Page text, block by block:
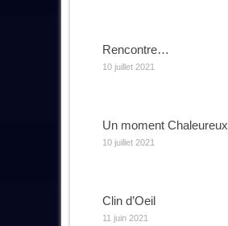
Rencontre…
10 juillet 2021
Un moment Chaleureux
10 juillet 2021
Clin d’Oeil
11 juin 2021